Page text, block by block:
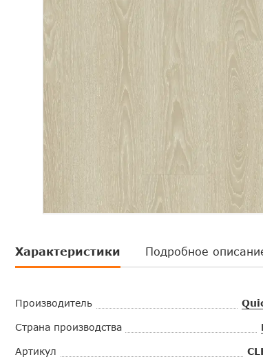
Характеристики Подробное
Производитель
Страна производства
Артикул